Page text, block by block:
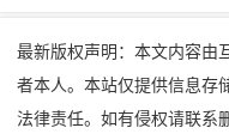
最新版权声明：本文内容由
者本人。本站仅提供信息存
法律责任。如有侵权请联系